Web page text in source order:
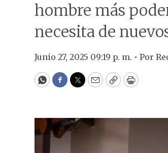
hombre más
necesita de
Junio 27, 2025 09:19 p. m. • Por
WhatsApp
Facebook
Twitter
EmailCopyPrint